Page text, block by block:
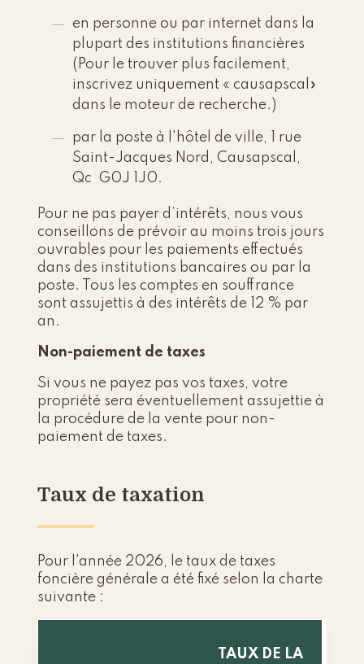
en personne ou par internet dans la
plupart des institutions financières
(Pour le trouver plus facilement,
inscrivez uniquement « causapscal»
dans le moteur de recherche.)
par la poste à l'hôtel de ville, 1 rue
Saint-Jacques Nord, Causapscal,
Qc G0J 1J0.
Pour ne pas payer d’intérêts, nous vous
conseillons de prévoir au moins trois jours
ouvrables pour les paiements effectués
dans des institutions bancaires ou par la
poste. Tous les comptes en souffrance
sont assujettis à des intérêts de 12 % par
an.
Non-paiement de taxes
Si vous ne payez pas vos taxes, votre
propriété sera éventuellement assujettie à
la procédure de la vente pour non-
paiement de taxes.
Taux de taxation
Pour l'année 2026, le taux de taxes
foncière générale a été fixé selon la charte
suivante :
TAUX DE LA